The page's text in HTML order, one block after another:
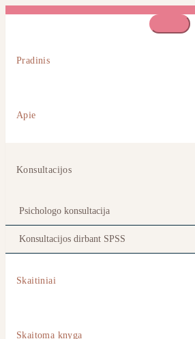
Pradinis
Apie
Konsultacijos
Psichologo konsultacija
Konsultacijos dirbant SPSS
Skaitiniai
Skaitoma knyga